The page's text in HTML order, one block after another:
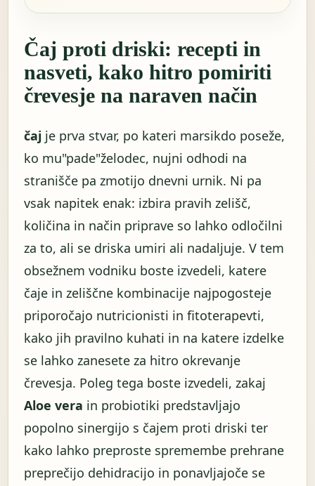
Čaj proti driski: recepti in
nasveti, kako hitro pomiriti
črevesje na naraven način
čaj je prva stvar, po kateri marsikdo poseže,
ko mu"pade"želodec, nujni odhodi na
stranišče pa zmotijo dnevni urnik. Ni pa
vsak napitek enak: izbira pravih zelišč,
količina in način priprave so lahko odločilni
za to, ali se driska umiri ali nadaljuje. V tem
obsežnem vodniku boste izvedeli, katere
čaje in zeliščne kombinacije najpogosteje
priporočajo nutricionisti in fitoterapevti,
kako jih pravilno kuhati in na katere izdelke
se lahko zanesete za hitro okrevanje
črevesja. Poleg tega boste izvedeli, zakaj
Aloe vera in probiotiki predstavljajo
popolno sinergijo s čajem proti driski ter
kako lahko preproste spremembe prehrane
preprečijo dehidracijo in ponavljajoče se